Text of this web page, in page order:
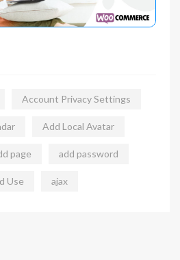
Account Privacy Settings
Add Local Avatar
page add password
Use ajax